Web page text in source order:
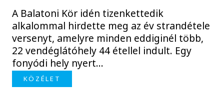
A Balatoni Kör idén tizenkettedik
alkalommal hirdette meg az év strandétele
versenyt, amelyre minden eddiginél több,
22 vendéglátóhely 44 étellel indult. Egy
fonyódi hely nyert...
KÖZÉLET